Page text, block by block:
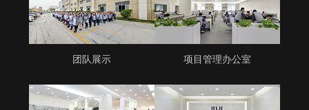
团队展示 项目管理办公室